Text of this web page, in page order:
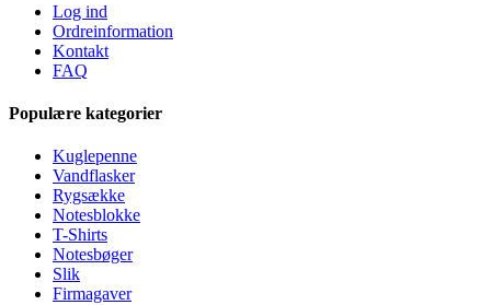
Log ind
Ordreinformation
Kontakt
FAQ
Populære kategorier
Kuglepenne
Vandflasker
Rygsække
Notesblokke
T-Shirts
Notesbøger
Slik
Firmagaver